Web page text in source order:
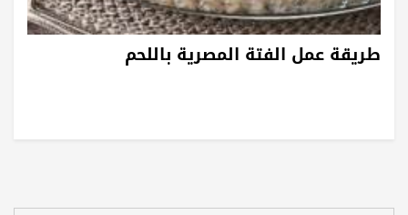
طريقة عمل الفتة المصرية باللحم